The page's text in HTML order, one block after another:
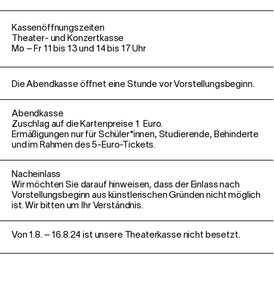
Kassenöffnungszeiten
Theater- und Konzertkasse
Mo – Fr 11 bis 13 und 14 bis 17 Uhr
Die Abendkasse öffnet eine Stunde vor Vorstellungsbeginn.
Abendkasse
Zuschlag auf die Kartenpreise 1
Euro.
Ermäßigungen nur für Schüler*innen, Studierende, Behinderte
und im Rahmen des 5-Euro-Tickets.
Nacheinlass
Wir möchten Sie darauf hinweisen, dass der Einlass nach
Vorstellungsbeginn aus künstlerischen Gründen nicht möglich
ist.Wir bitten um Ihr Verständnis.
Von 1.8. – 16.8.24 ist unsere Theaterkasse nicht besetzt.